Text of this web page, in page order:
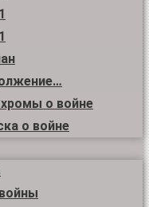
о войне
о войне